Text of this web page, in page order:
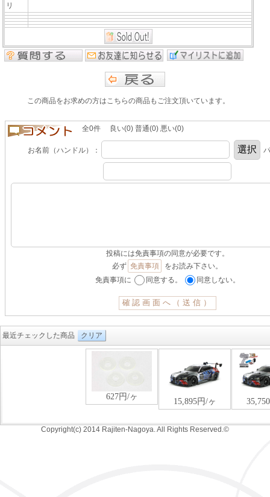
リ
この商品をお求めの方はこちらの商品もご注文頂いています。
全0件 良い(0) 普通(0) 悪い(0)
お名前（ハンドル）：
投稿には免責事項の同意が必要です。
必ず 免責事項
をお読み下さい。
免責事項に
同意する。 同意しない。
最近チェックした商品 クリア
Copyright(c) 2014 Rajiten-Nagoya. All Rights Reserved.©